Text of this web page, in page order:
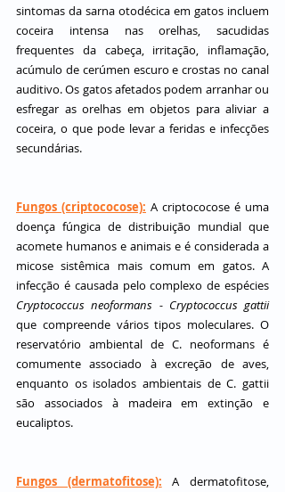
sintomas da sarna otodécica em gatos incluem
coceira intensa nas orelhas, sacudidas
frequentes da cabeça, irritação, inflamação,
acúmulo de cerúmen escuro e crostas no canal
auditivo. Os gatos afetados podem arranhar ou
esfregar as orelhas em objetos para aliviar a
coceira, o que pode levar a feridas e infecções
secundárias.
Fungos (criptococose): A criptococose é uma
doença fúngica de distribuição mundial que
acomete humanos e animais e é considerada a
micose sistêmica mais comum em gatos. A
Cryptococcus neoformans - Cryptococcus gattii
que compreende vários tipos moleculares. O
reservatório ambiental de C. neoformans é
comumente associado à excreção de aves,
enquanto os isolados ambientais de C. gattii
são associados à madeira em extinção e
eucaliptos.
Fungos (dermatofitose):
A dermatofitose,